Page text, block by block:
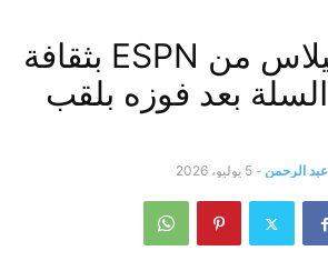
يشيد جاي بيلاس من ESPN بثقافة
بعد فوزه بلقب
الرحمن - 5 يوليو، 2026